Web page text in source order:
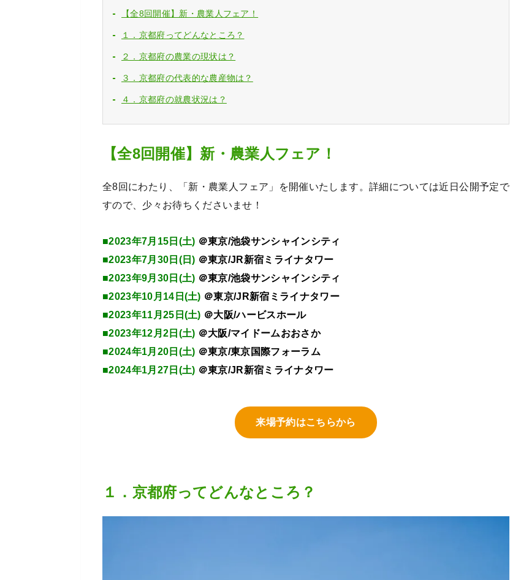
【全8回開催】新・農業人フェア！
１．京都府ってどんなところ？
２．京都府の農業の現状は？
３．京都府の代表的な農産物は？
４．京都府の就農状況は？
【全8回開催】新・農業人フェア！
全8回にわたり、「新・農業人フェア」を開催いたします。詳細については近日公開予定で
すので、少々お待ちくださいませ！
■2023年7月15日(土) ＠東京/池袋サンシャインシティ
■2023年7月30日(日) ＠東京/JR新宿ミライナタワー
■2023年9月30日(土) ＠東京/池袋サンシャインシティ
■2023年10月14日(土) ＠東京/JR新宿ミライナタワー
■2023年11月25日(土) ＠大阪/ハービスホール
■2023年12月2日(土) ＠大阪/マイドームおおさか
■2024年1月20日(土) ＠東京/東京国際フォーラム
■2024年1月27日(土) ＠東京/JR新宿ミライナタワー
来場予約はこちらから
１．京都府ってどんなところ？